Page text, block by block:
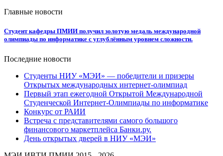
Главные новости
Студент кафедры ПМИИ получил золотую медаль международной
олимпиады по информатике с углублённым уровнем сложности.
Последние новости
Студенты НИУ «МЭИ» — победители и призеры
Открытых международных интернет-олимпиад
Первый этап ежегодной Открытой Международной
Студенческой Интернет-Олимпиады по информатике
Конкурс от РАИИ
Встреча с представителями самого большого
финансового маркетплейса Банки.ру.
День открытых дверей в НИУ «МЭИ»